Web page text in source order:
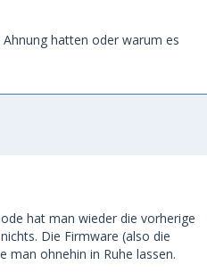
hatten oder warum es
hat man wieder die vorherige
Die Firmware (also die
man ohnehin in Ruhe lassen.